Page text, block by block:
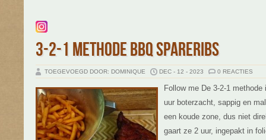
3-2-1 METHODE BBQ SPARERIBS
TOEGEVOEGD DOOR: DOMINIQUE DEC - 12 - 2023 0 REACTIES
Follow me De 3-2-1
uur boterzacht, sappig en
een koude zone, dus niet
gaart ze 2 uur, ingepakt in